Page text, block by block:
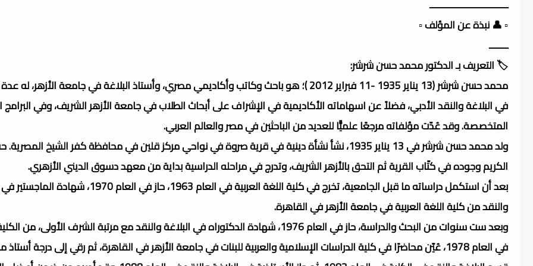
ـــــــــــــــــــــــــــــــــ
▫️ 👤 نبذة عن المؤلف ▫️
ــــــــ
🏷️ التعريف بـ الدكتور محمد حسن شرشر:
محمد حسن شرشر (13 يناير 1935 -11 فبراير 2012 )؛ هو باحث وكاتب وأكاديمي مصري، وأستاذ البلاغة في جامعة الأزهر،
في البلاغة والنقد الأدبي، فضلاً عن اسهاماته الأكاديمية في الإشراف على أبحاث الطلاب في جامعة الأزهر الشريف، وفي البرامج
المتخصصة. وقد عُدّت مؤلفاته مرجعًا علميًّا للعديد من الباحثين في مصر والعالم العربي.
ولد محمد حسن شرشر في 13 يناير 1935، نشأ نشأة دينية في قرية صروة في نواحي مركز قلين في محافظة كفر الشيخ
الكريم وجوده في كتّاب القرية ثم التحق بالأزهر الشريف، وتدرج في مراحله الدراسية بداية من معهد دسوق الديني الأزهري.
بعد أن استكمل دراساته ما قبل الجامعية، تخرج في كلية اللغة العربية في العام 1963، حاز في
والنقد من كلية اللغة العربية في جامعة الأزهر في القاهرة.
وبعد ست سنوات من البحث والدراسة، حاز في العام 1976، شهادة الدكتوراه في البلاغة والنقد مع مرتبة الشرف الأولى، من الكلية نفسها.
في العام 1978، عُيّن محاضرًا في كلية الدراسات الإسلامية والعربية للبنات في جامعة الأزهر في القاهرة، ثم رقي إلى درجة